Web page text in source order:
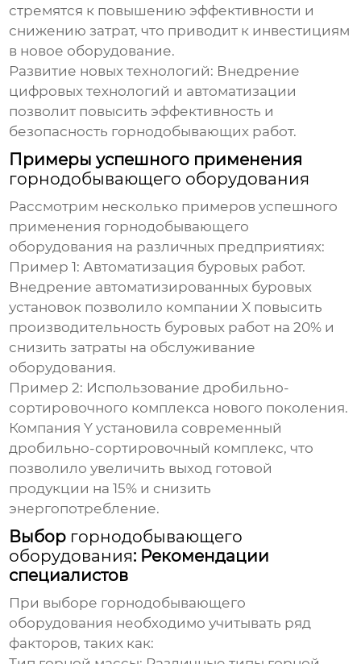
стремятся к повышению эффективности и
снижению затрат, что приводит к инвестициям
в новое оборудование.
Развитие новых технологий: Внедрение
цифровых технологий и автоматизации
позволит повысить эффективность и
безопасность горнодобывающих работ.
Примеры успешного применения
горнодобывающего оборудования
Рассмотрим несколько примеров успешного
применения горнодобывающего
оборудования на различных предприятиях:
Пример 1: Автоматизация буровых работ.
Внедрение автоматизированных буровых
установок позволило компании X повысить
производительность буровых работ на 20% и
снизить затраты на обслуживание
оборудования.
Пример 2: Использование дробильно-
сортировочного комплекса нового поколения.
Компания Y установила современный
дробильно-сортировочный комплекс, что
позволило увеличить выход готовой
продукции на 15% и снизить
энергопотребление.
Выбор горнодобывающего
оборудования: Рекомендации
специалистов
При выборе горнодобывающего
оборудования необходимо учитывать ряд
факторов, таких как: